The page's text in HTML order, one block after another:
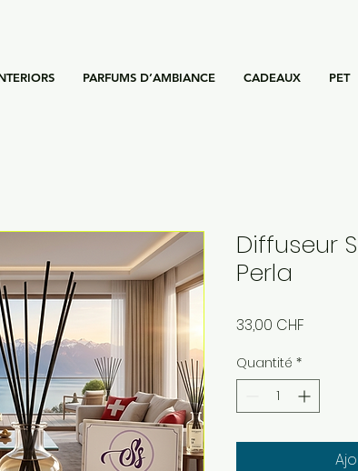
PARFUMS D’AMBIANCE CADEAUX PET
Diffuseur
Perla
33,00 CHF
Quantité *